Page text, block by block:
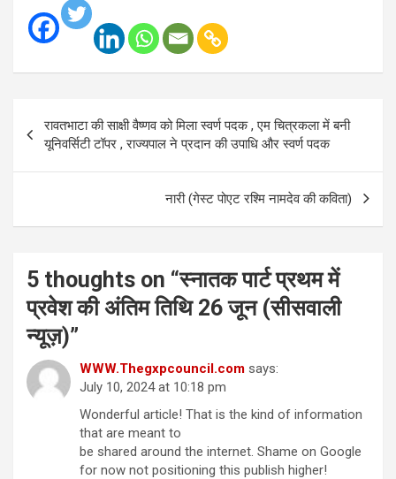
navigation
रावतभाटा की साक्षी वैष्णव को मिला स्वर्ण पदक , एम चित्रकला में बनी
यूनिवर्सिटी टॉपर , राज्यपाल ने प्रदान की उपाधि और स्वर्ण पदक
नारी (गेस्ट पोएट रश्मि नामदेव की कविता)
5 thoughts on “स्नातक पार्ट प्रथम में
प्रवेश की अंतिम तिथि 26 जून (सीसवाली
न्यूज़)”
WWW.Thegxpcouncil.com says:
July 10, 2024 at 10:18 pm
Wonderful article! That is the kind of information
that are meant to
be shared around the internet. Shame on Google
for now not positioning this publish higher!